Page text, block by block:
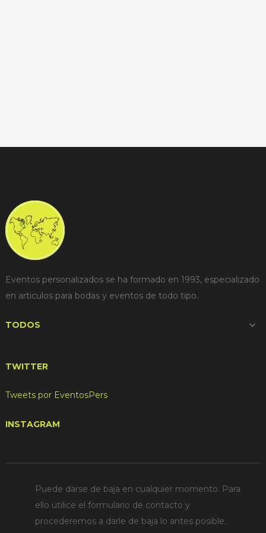
Eventos personalizados se ha formado en 1993, especializado
en articulos para bodas y eventos de todo tipo.
TODOS 
TWITTER
Tweets por EventosPers
INSTAGRAM
Puede darse de baja en cualquier momento. Para
ello utilice el formulario de contacto y
procederemos a darle de baja lo antes posible.